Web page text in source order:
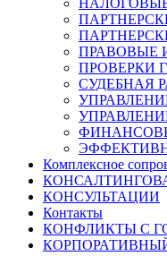
ПРАВОВЫЕ
ПРОВЕРКИ
СУДЕБНАЯ
Комплексное
КОНСУЛЬТАЦИИ
Контакты
КОНФЛИКТЫ С